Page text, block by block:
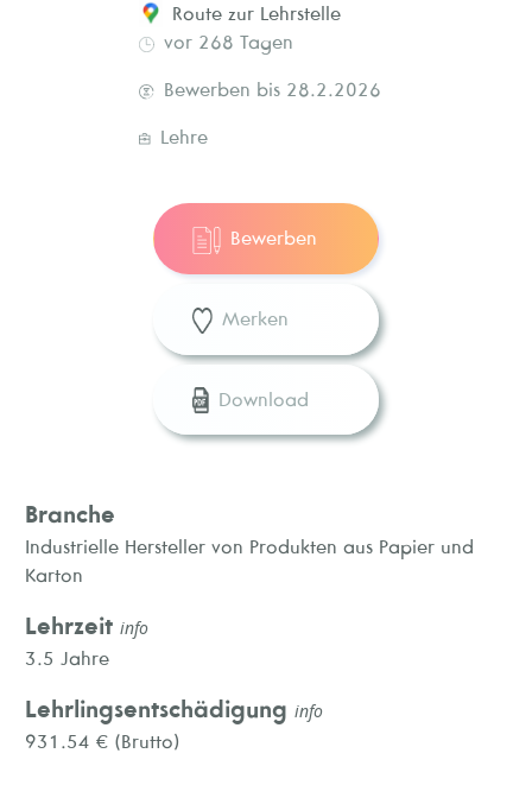
Route zur Lehrstelle
vor 268 Tagen
Bewerben bis 28.2.2026
Lehre
Bewerben
Merken
Download
Branche
Industrielle Hersteller von Produkten aus Papier und
Karton
Lehrzeit info
3.5 Jahre
Lehrlingsentschädigung info
931.54 € (Brutto)